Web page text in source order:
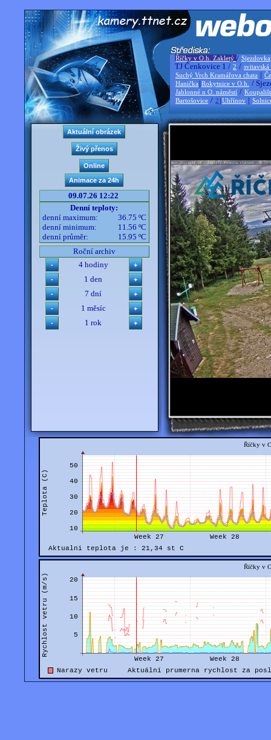
Říčky v O.h. Zakletý / Sjezdovka
TJ Čenkovice 1 / 2 / svitavská
Suchý Vrch Kramářova chata |
Hanička |Rokytnice v O.h. /
Jablonné n O. náměstí /
Bartošovice / 2 |Uhřínov |
09.07.26 12:22
Denní teploty:
denní maximum:
36.75 ºC
denní minimum:
11.56 ºC
denní průměr:
15.95 ºC
Roční archiv
4 hodiny
1 den
7 dní
1 měsíc
1 rok